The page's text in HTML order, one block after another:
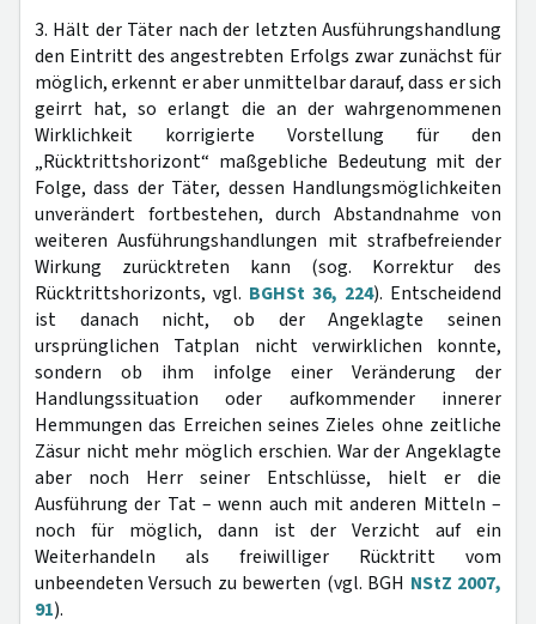
3. Hält der Täter nach der letzten Ausführungshandlung
den Eintritt des angestrebten Erfolgs zwar zunächst für
möglich, erkennt er aber unmittelbar darauf, dass er sich
geirrt hat, so erlangt die an der wahrgenommenen
Wirklichkeit korrigierte Vorstellung für den
„Rücktrittshorizont“ maßgebliche Bedeutung mit der
Folge, dass der Täter, dessen Handlungsmöglichkeiten
unverändert fortbestehen, durch Abstandnahme von
weiteren Ausführungshandlungen mit strafbefreiender
Wirkung zurücktreten kann (sog. Korrektur des
Rücktrittshorizonts, vgl. BGHSt 36, 224). Entscheidend
ist danach nicht, ob der Angeklagte seinen
ursprünglichen Tatplan nicht verwirklichen konnte,
sondern ob ihm infolge einer Veränderung der
Handlungssituation oder aufkommender innerer
Hemmungen das Erreichen seines Zieles ohne zeitliche
Zäsur nicht mehr möglich erschien. War der Angeklagte
aber noch Herr seiner Entschlüsse, hielt er die
Ausführung der Tat – wenn auch mit anderen Mitteln –
noch für möglich, dann ist der Verzicht auf ein
Weiterhandeln als freiwilliger Rücktritt vom
unbeendeten Versuch zu bewerten (vgl. BGH NStZ 2007,
91).